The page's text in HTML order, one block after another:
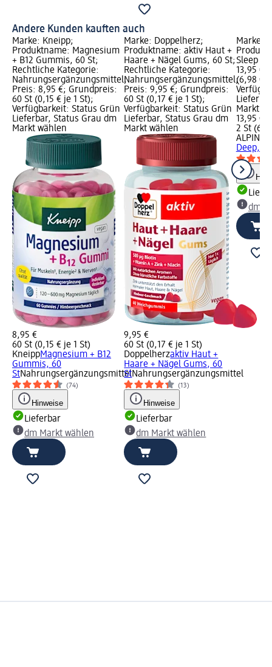
Andere Kunden kauften auch
Marke: Kneipp;
Produktname: Magnesium
+ B12 Gummis, 60 St;
Rechtliche Kategorie:
Nahrungsergänzungsmittel;
Preis: 8,95 €; Grundpreis:
60 St (0,15 € je 1 St);
Verfügbarkeit: Status Grün
Lieferbar, Status Grau dm
Markt wählen
8,95 €
60 St (0,15 € je 1 St)
KneippMagnesium + B12
Gummis, 60
StNahrungsergänzungsmittel
(74)
Hinweise
Lieferbar
dm Markt wählen
Marke: Doppelherz;
Produktname: aktiv Haut +
Haare + Nägel Gums, 60 St;
Rechtliche Kategorie:
Nahrungsergänzungsmittel;
Preis: 9,95 €; Grundpreis:
60 St (0,17 € je 1 St);
Verfügbarkeit: Status Grün
Lieferbar, Status Grau dm
Markt wählen
9,95 €
60 St (0,17 € je 1 St)
Doppelherzaktiv Haut +
Haare + Nägel Gums, 60
StNahrungsergänzungsmittel
(13)
Hinweise
Lieferbar
dm Markt wählen
Marke:
Sleep
13,95 €;
(6,98 €
Markt
13,95 €
2 St
ALPINE
Deep, 1
dm